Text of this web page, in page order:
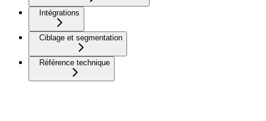
Intégrations
Ciblage et segmentation
Référence technique